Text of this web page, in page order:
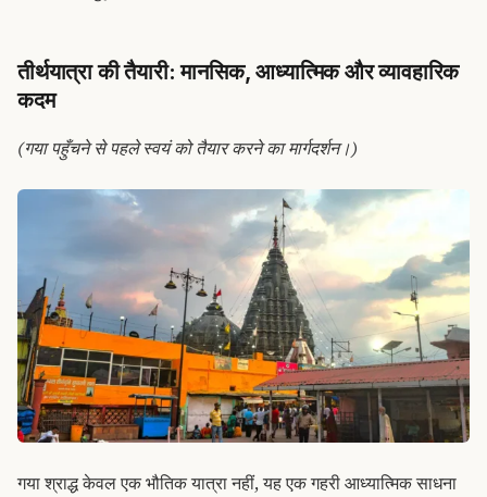
तीर्थयात्रा की तैयारी: मानसिक, आध्यात्मिक और व्यावहारिक
कदम
(गया पहुँचने से पहले स्वयं को तैयार करने का मार्गदर्शन।)
गया श्राद्ध केवल एक भौतिक यात्रा नहीं, यह एक गहरी आध्यात्मिक साधना